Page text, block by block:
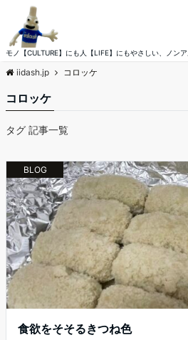
モノ【CULTURE】にも人【LIFE】にもやさしい、ノン
iidash.jp コロッケ
コロッケ
タグ 記事一覧
BLOG
食欲をそそるきつね色